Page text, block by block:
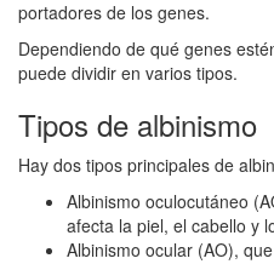
portadores de los genes.
Dependiendo de qué genes
puede dividir en varios tipos.
Tipos de albinismo
Hay dos tipos principales de
Albinismo oculocutáneo
afecta la piel, el cabello y
Albinismo ocular (AO),